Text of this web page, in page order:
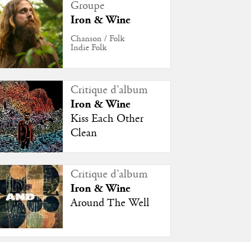
Groupe
Iron & Wine
Chanson / Folk
Indie Folk
Critique d'album
Iron & Wine
Kiss Each Other
Clean
Critique d'album
Iron & Wine
Around The Well